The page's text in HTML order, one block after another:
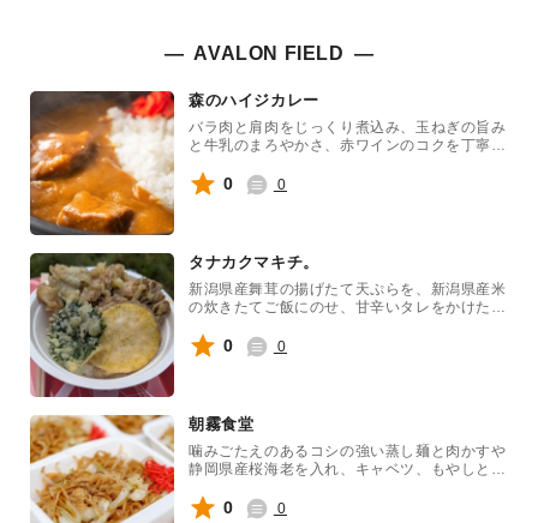
AVALON FIELD
森のハイジカレー
バラ肉と肩肉をじっくり煮込み、玉ねぎの旨み
と牛乳のまろやかさ、赤ワインのコクを丁寧に
かいお肉と、やさしく深みのある味わい楽しん
でください。
0 0
タナカクマキチ。
新潟県産舞茸の揚げたて天ぷらを、新潟県産米
の炊きたてご飯にのせ、甘辛いタレをかけた舞
応になります。カツオ出汁の入っていないタレ
に変えてビーガン対応も可能です。
0 0
朝霧食堂
噛みごたえのあるコシの強い蒸し麺と肉かすや
静岡県産桜海老を入れ、キャベツ、もやしとソ
かけて食べる富士宮名物です。
0 0